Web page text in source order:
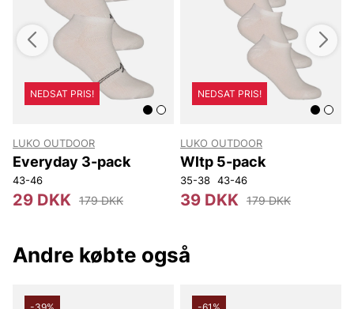
NEDSAT PRIS!
LUKO OUTDOOR
Everyday 3-pack
43-46
29 DKK 179 DKK
NEDSAT PRIS!
LUKO OUTDOOR
Wltp 5-pack
35-38 43-46
39 DKK 179 DKK
Andre købte også